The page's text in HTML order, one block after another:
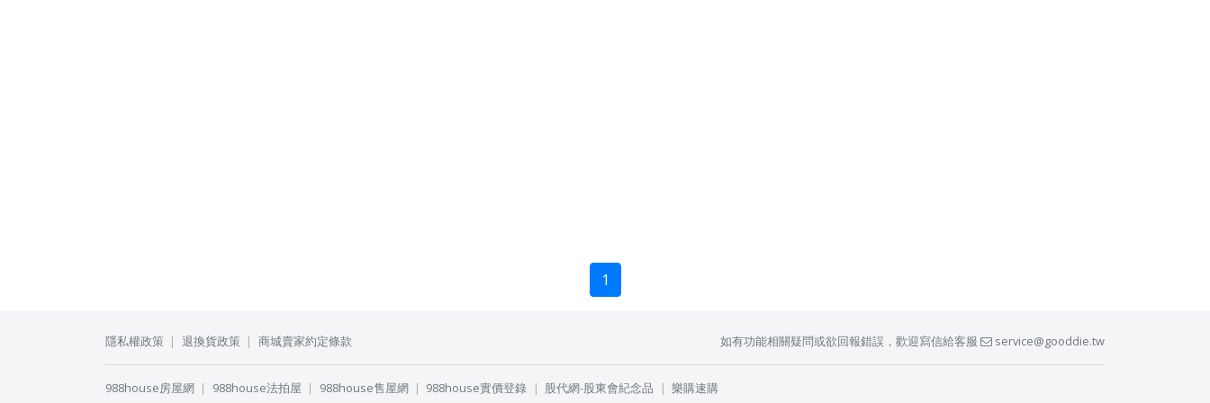
1
隱私權政策 退換貨政策 商城賣家約定條款 如有功能相關疑問或欲回報錯誤，歡迎寫信給客服 service@gooddie.tw
988house房屋網 988house法拍屋 988house售屋網 988house實價登錄 股代網-股東會紀念品 樂購速購